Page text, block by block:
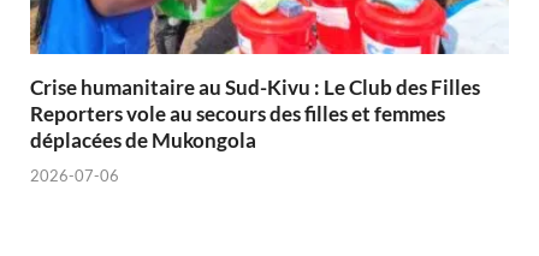
Crise humanitaire au Sud-Kivu : Le Club des Filles
Reporters vole au secours des filles et femmes
déplacées de Mukongola
2026-07-06